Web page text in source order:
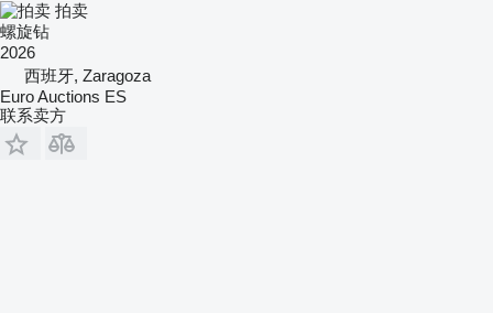
拍卖
螺旋钻
2026
西班牙, Zaragoza
Euro Auctions ES
联系卖方